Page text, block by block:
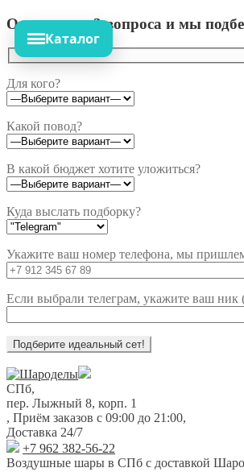
Ответьте на 3 вопроса и мы
Для кого?
Какой повод?
В какой бюджет хотите уложиться?
Куда выслать подборку?
Укажите ваш номер телефона, мы
Если выбрали телеграм, укажите ваш ник
Перейти
к
навигации
Перейти
к
содержимому
СПб,
пер. Лыжный 8, корп. 1
, Приём заказов с 09:00 до 21:00,
Доставка 24/7
+7 962 382-56-22
Воздушные шары в СПб с доставкой
Каталог